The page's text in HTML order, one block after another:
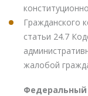
Гражданского
статьи 24.7
жалобой
Федеральный